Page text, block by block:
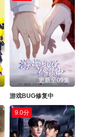
更新至09集
游戏BUG修复中
9.0分